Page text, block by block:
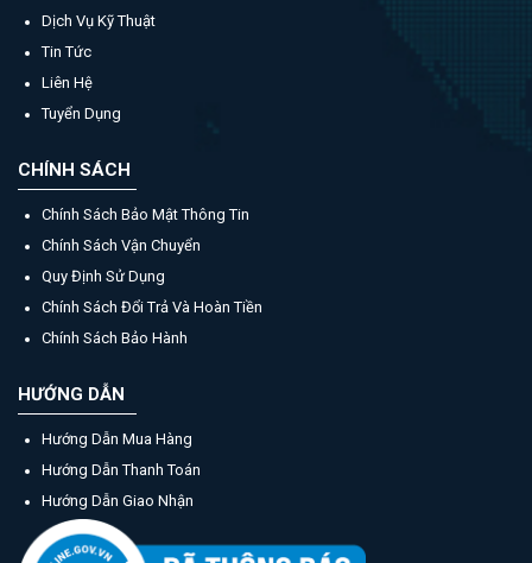
Dịch Vụ Kỹ Thuật
Tin Tức
Liên Hệ
Tuyển Dụng
CHÍNH SÁCH
Chính Sách Bảo Mật Thông Tin
Chính Sách Vận Chuyển
Quy Định Sử Dụng
Chính Sách Đổi Trả Và Hoàn Tiền
Chính Sách Bảo Hành
HƯỚNG DẪN
Hướng Dẫn Mua Hàng
Hướng Dẫn Thanh Toán
Hướng Dẫn Giao Nhận